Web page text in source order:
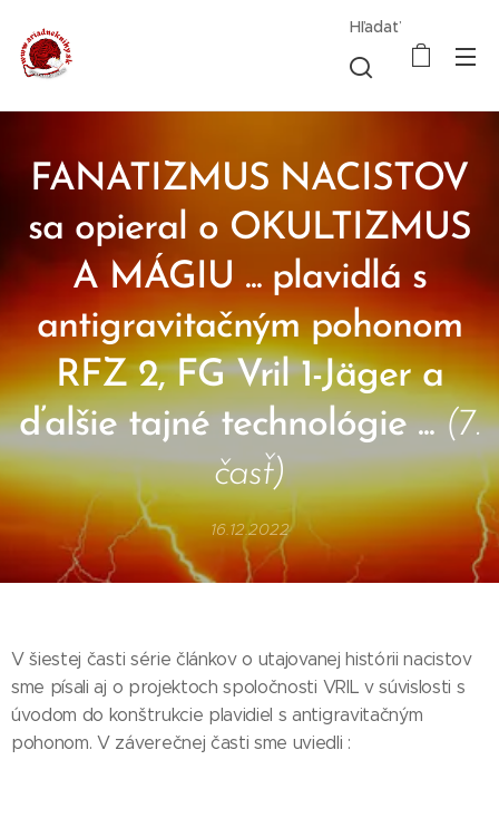
Hľadať
FANATIZMUS NACISTOV
sa opieral o OKULTIZMUS
A MÁGIU ... plavidlá s
antigravitačným pohonom
RFZ 2, FG Vril 1-Jägera
ďalšie tajné technológie ...(7.
časť)
16.12.2022
V šiestej časti série článkov o utajovanej histórii nacistov
sme písali aj o projektoch spoločnosti VRIL v súvislosti s
úvodom do konštrukcie plavidiel s antigravitačným
pohonom. V záverečnej časti sme uviedli :